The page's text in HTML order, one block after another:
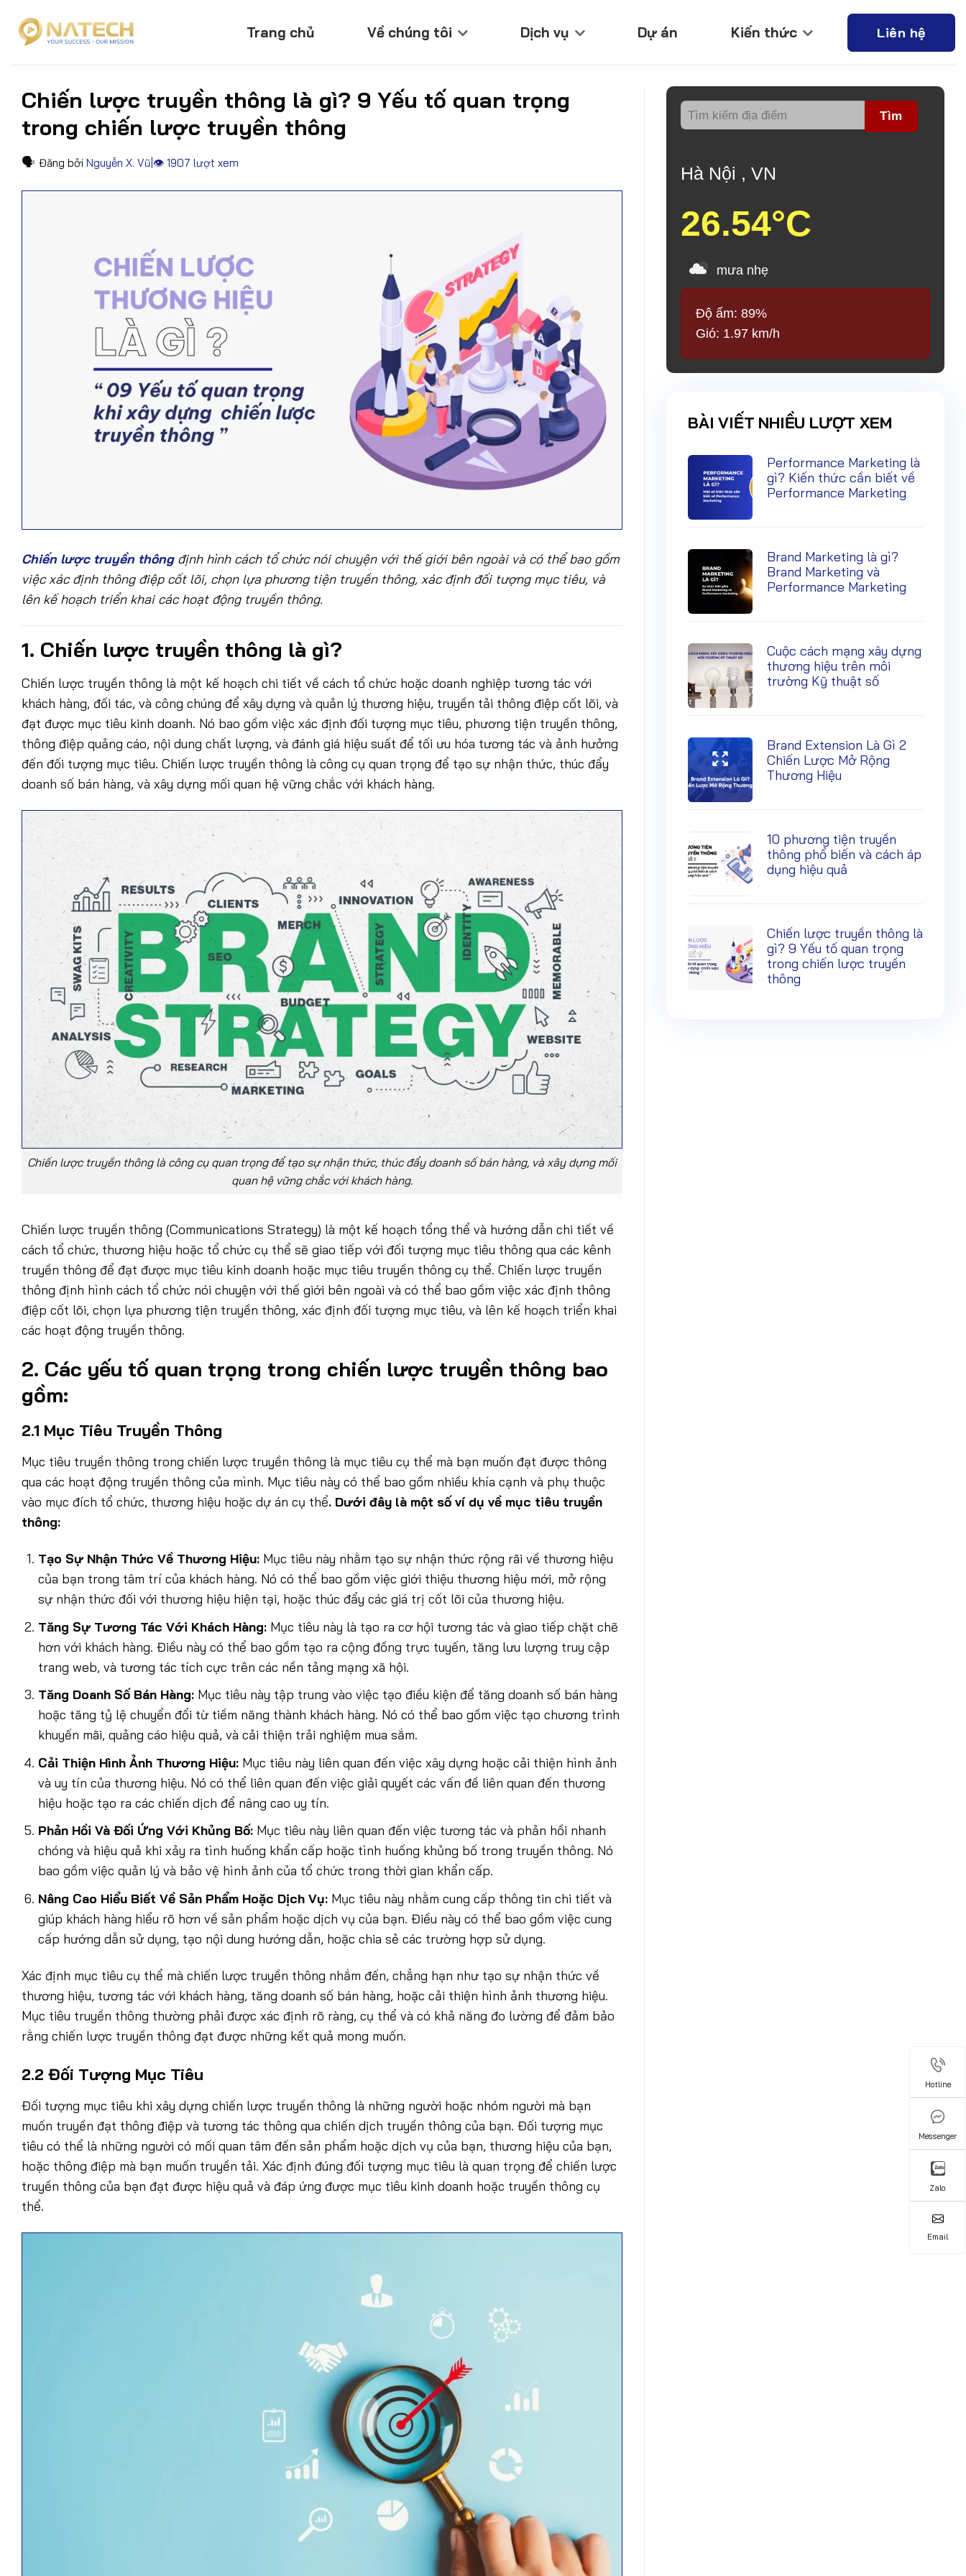
content
Trang chủ Về chúng tôi Dịch vụ Dự án Kiến thức Liên hệ
Chiến lược truyền thông là gì? 9 Yếu tố quan trọng
trong chiến lược truyền thông
🗣 Đăng bởi Nguyễn X. Vũ ㅤ|ㅤ👁 1907 lượt xem
Chiến lược truyền thôngđịnh hình cách tổ chức nói chuyện với thế giới bên ngoài và có thể bao gồm
việc xác định thông điệp cốt lõi, chọn lựa phương tiện truyền thông, xác định đối tượng mục tiêu, và
lên kế hoạch triển khai các hoạt động truyền thông.
1. Chiến lược truyền thông là gì?
Chiến lược truyền thông là một kế hoạch chi tiết về cách tổ chức hoặc doanh nghiệp tương tác với
khách hàng, đối tác, và công chúng để xây dựng và quản lý thương hiệu, truyền tải thông điệp cốt lõi, và
đạt được mục tiêu kinh doanh. Nó bao gồm việc xác định đối tượng mục tiêu, phương tiện truyền thông,
thông điệp quảng cáo, nội dung chất lượng, và đánh giá hiệu suất để tối ưu hóa tương tác và ảnh hưởng
đến đối tượng mục tiêu. Chiến lược truyền thông là công cụ quan trọng để tạo sự nhận thức, thúc đẩy
doanh số bán hàng, và xây dựng mối quan hệ vững chắc với khách hàng.
Chiến lược truyền thông là công cụ quan trọng để tạo sự nhận thức, thúc đẩy doanh số bán hàng, và xây dựng mối
quan hệ vững chắc với khách hàng.
Chiến lược truyền thông (Communications Strategy) là một kế hoạch tổng thể và hướng dẫn chi tiết về
cách tổ chức, thương hiệu hoặc tổ chức cụ thể sẽ giao tiếp với đối tượng mục tiêu thông qua các kênh
truyền thông để đạt được mục tiêu kinh doanh hoặc mục tiêu truyền thông cụ thể. Chiến lược truyền
thông định hình cách tổ chức nói chuyện với thế giới bên ngoài và có thể bao gồm việc xác định thông
điệp cốt lõi, chọn lựa phương tiện truyền thông, xác định đối tượng mục tiêu, và lên kế hoạch triển khai
các hoạt động truyền thông.
2. Các yếu tố quan trọng trong chiến lược truyền thông bao
gồm:
2.1 Mục Tiêu Truyền Thông
Mục tiêu truyền thông trong chiến lược truyền thông là mục tiêu cụ thể mà bạn muốn đạt được thông
qua các hoạt động truyền thông của mình. Mục tiêu này có thể bao gồm nhiều khía cạnh và phụ thuộc
vào mục đích tổ chức, thương hiệu hoặc dự án cụ thể. Dưới đây là một số ví dụ về mục tiêu truyền
thông:
Tạo Sự Nhận Thức Về Thương Hiệu:Mục tiêu này nhằm tạo sự nhận thức rộng rãi về thương hiệu
của bạn trong tâm trí của khách hàng. Nó có thể bao gồm việc giới thiệu thương hiệu mới, mở rộng
sự nhận thức đối với thương hiệu hiện tại, hoặc thúc đẩy các giá trị cốt lõi của thương hiệu.
Tăng Sự Tương Tác Với Khách Hàng:Mục tiêu này là tạo ra cơ hội tương tác và giao tiếp chặt chẽ
hơn với khách hàng. Điều này có thể bao gồm tạo ra cộng đồng trực tuyến, tăng lưu lượng truy cập
trang web, và tương tác tích cực trên các nền tảng mạng xã hội.
Tăng Doanh Số Bán Hàng:Mục tiêu này tập trung vào việc tạo điều kiện để tăng doanh số bán hàng
hoặc tăng tỷ lệ chuyển đổi từ tiềm năng thành khách hàng. Nó có thể bao gồm việc tạo chương trình
khuyến mãi, quảng cáo hiệu quả, và cải thiện trải nghiệm mua sắm.
Cải Thiện Hình Ảnh Thương Hiệu:Mục tiêu này liên quan đến việc xây dựng hoặc cải thiện hình ảnh
và uy tín của thương hiệu. Nó có thể liên quan đến việc giải quyết các vấn đề liên quan đến thương
hiệu hoặc tạo ra các chiến dịch để nâng cao uy tín.
Phản Hồi Và Đối Ứng Với Khủng Bố:Mục tiêu này liên quan đến việc tương tác và phản hồi nhanh
chóng và hiệu quả khi xảy ra tình huống khẩn cấp hoặc tình huống khủng bố trong truyền thông. Nó
bao gồm việc quản lý và bảo vệ hình ảnh của tổ chức trong thời gian khẩn cấp.
Nâng Cao Hiểu Biết Về Sản Phẩm Hoặc Dịch Vụ:Mục tiêu này nhằm cung cấp thông tin chi tiết và
giúp khách hàng hiểu rõ hơn về sản phẩm hoặc dịch vụ của bạn. Điều này có thể bao gồm việc cung
cấp hướng dẫn sử dụng, tạo nội dung hướng dẫn, hoặc chia sẻ các trường hợp sử dụng.
Xác định mục tiêu cụ thể mà chiến lược truyền thông nhắm đến, chẳng hạn như tạo sự nhận thức về
thương hiệu, tương tác với khách hàng, tăng doanh số bán hàng, hoặc cải thiện hình ảnh thương hiệu.
Mục tiêu truyền thông thường phải được xác định rõ ràng, cụ thể và có khả năng đo lường để đảm bảo
rằng chiến lược truyền thông đạt được những kết quả mong muốn.
2.2 Đối Tượng Mục Tiêu
Đối tượng mục tiêu khi xây dựng chiến lược truyền thông là những người hoặc nhóm người mà bạn
muốn truyền đạt thông điệp và tương tác thông qua chiến dịch truyền thông của bạn. Đối tượng mục
tiêu có thể là những người có mối quan tâm đến sản phẩm hoặc dịch vụ của bạn, thương hiệu của bạn,
hoặc thông điệp mà bạn muốn truyền tải. Xác định đúng đối tượng mục tiêu là quan trọng để chiến lược
truyền thông của bạn đạt được hiệu quả và đáp ứng được mục tiêu kinh doanh hoặc truyền thông cụ
thể.
Tìm
Hà Nội , VN
26.54°C
mưa nhẹ
Độ ẩm: 89%
Gió: 1.97 km/h
BÀI VIẾT NHIỀU LƯỢT XEM
Performance Marketing là
gì? Kiến thức cần biết về
Performance Marketing
Brand Marketing là gì?
Brand Marketing và
Performance Marketing
Cuộc cách mạng xây dựng
thương hiệu trên môi
trường Kỹ thuật số
Brand Extension Là Gì 2
Chiến Lược Mở Rộng
Thương Hiệu
10 phương tiện truyền
thông phổ biến và cách áp
dụng hiệu quả
Chiến lược truyền thông là
gì? 9 Yếu tố quan trọng
trong chiến lược truyền
thông
Hotline
Messenger
Zalo
Email
Hotline
Messenger
Zalo
Email